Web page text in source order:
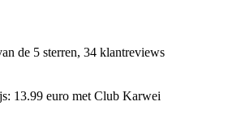
de 5 sterren, 34 klantreviews
13.99 euro met Club Karwei